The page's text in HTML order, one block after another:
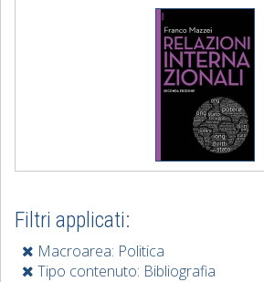
Filtri applicati:
Macroarea: Politica
Tipo contenuto: Bibliografia